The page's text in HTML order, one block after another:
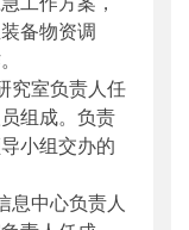
备物资调
室负责人任
组成。负责
小组交办的
中心负责人